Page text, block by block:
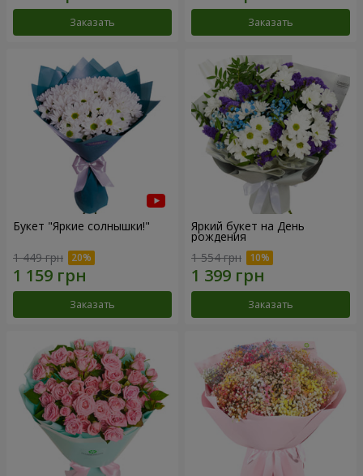
Заказать Заказать
Букет "Яркие солнышки!"
1 449 грн
Заказать
Яркий букет на День
рождения
1 554 грн
Заказать